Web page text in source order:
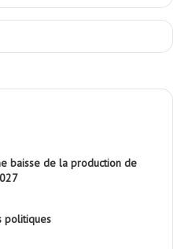
baisse de la production de
politiques